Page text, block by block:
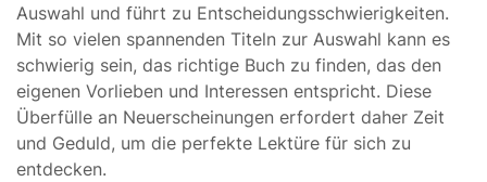
Auswahl und führt zu Entscheidungsschwierigkeiten.
Mit so vielen spannenden Titeln zur Auswahl kann es
schwierig sein, das richtige Buch zu finden, das den
eigenen Vorlieben und Interessen entspricht. Diese
Überfülle an Neuerscheinungen erfordert daher Zeit
und Geduld, um die perfekte Lektüre für sich zu
entdecken.